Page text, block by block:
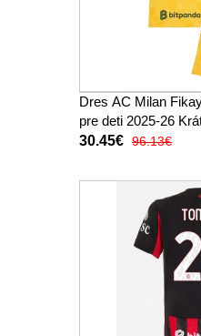
Dres AC Milan
pre deti 2025-26
trenírky)
30.45€ 96.13€